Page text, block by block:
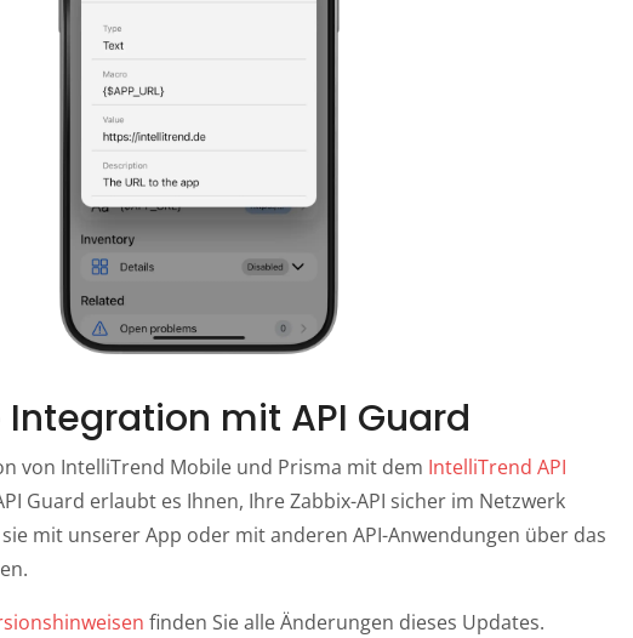
mit API Guard
von IntelliTrend Mobile und Prisma mit dem IntelliTrend API
Guard erlaubt es Ihnen, Ihre Zabbix-API sicher im Netzwerk
mit unserer App oder mit anderen API-Anwendungen über das
finden Sie alle Änderungen dieses Updates.